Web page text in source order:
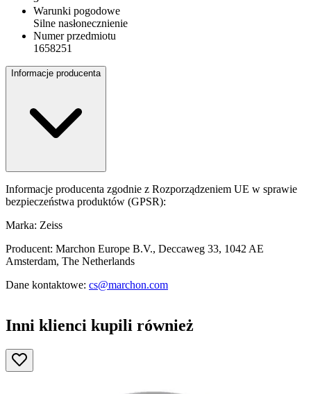
Warunki pogodowe
Silne nasłonecznienie
Numer przedmiotu
1658251
Informacje producenta
Informacje producenta zgodnie z Rozporządzeniem UE w sprawie
bezpieczeństwa produktów (GPSR):
Marka: Zeiss
Producent: Marchon Europe B.V., Deccaweg 33, 1042 AE
Amsterdam, The Netherlands
Dane kontaktowe: cs@marchon.com
Inni klienci kupili również